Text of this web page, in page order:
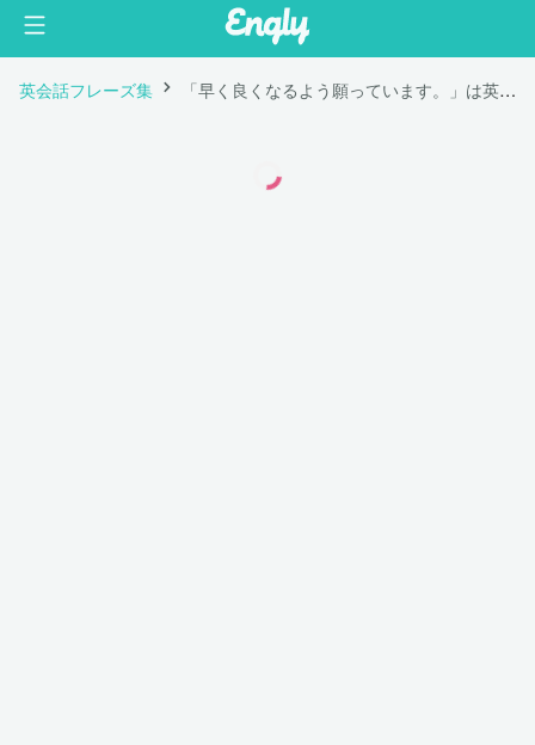
英会話フレーズ集 「早く良くなるよう願っています。」は英語で "I hope you feel better soon."